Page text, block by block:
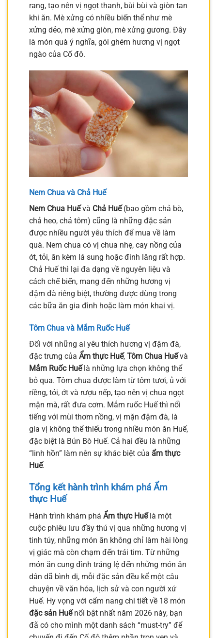
rang, tạo nên vị ngọt thanh, bùi bùi và giòn tan
khi ăn. Mè xửng có nhiều biến thể như mè
xửng dẻo, mè xửng giòn, mè xửng gương. Đây
là món quà ý nghĩa, gói ghém hương vị ngọt
ngào của Cố đô.
Nem Chua và Chả Huế
Nem Chua Huếvà Chả Huế(bao gồm chả bò,
chả heo, chả tôm) cũng là những đặc sản
được nhiều người yêu thích để mua về làm
quà. Nem chua có vị chua nhẹ, cay nồng của
ớt, tỏi, ăn kèm lá sung hoặc đinh lăng rất hợp.
Chả Huế thì lại đa dạng về nguyên liệu và
cách chế biến, mang đến những hương vị
đậm đà riêng biệt, thường được dùng trong
các bữa ăn gia đình hoặc làm món khai vị.
Tôm Chua và Mắm Ruốc Huế
Đối với những ai yêu thích hương vị đậm đà,
đặc trưng của Ẩm thực Huế, Tôm Chua Huếvà
Mắm Ruốc Huếlà những lựa chọn không thể
bỏ qua. Tôm chua được làm từ tôm tươi, ủ với
riềng, tỏi, ớt và rượu nếp, tạo nên vị chua ngọt
mặn mà, rất đưa cơm. Mắm ruốc Huế thì nổi
tiếng với mùi thơm nồng, vị mặn đậm đà, là
gia vị không thể thiếu trong nhiều món ăn Huế,
đặc biệt là Bún Bò Huế. Cả hai đều là những
“linh hồn” làm nên sự khác biệt của ẩm thực
Huế.
Tổng kết hành trình khám phá Ẩm
thực Huế
Hành trình khám phá Ẩm thực Huếlà một
cuộc phiêu lưu đầy thú vị qua những hương vị
tinh túy, những món ăn không chỉ làm hài lòng
vị giác mà còn chạm đến trái tim. Từ những
món ăn cung đình tráng lệ đến những món ăn
dân dã bình dị, mỗi đặc sản đều kể một câu
chuyện về văn hóa, lịch sử và con người xứ
Huế. Hy vọng với cẩm nang chi tiết về 18 món
đặc sản Huếnổi bật nhất năm 2026 này, bạn
đã có cho mình một danh sách “must-try” để